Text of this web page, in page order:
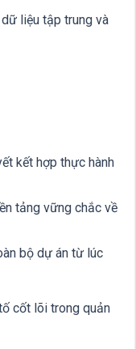
liệu tập trung và
kết hợp thực hành
tảng vững chắc về
bộ dự án từ lúc
cốt lõi trong quản